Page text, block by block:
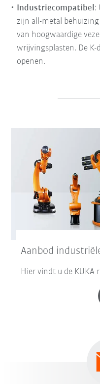
Industriecompatibel :
zijn all-metal behuizing
van hoogwaardige
wrijvingsplasten. De
openen.
Aanbod
Hier vindt u de KUKA